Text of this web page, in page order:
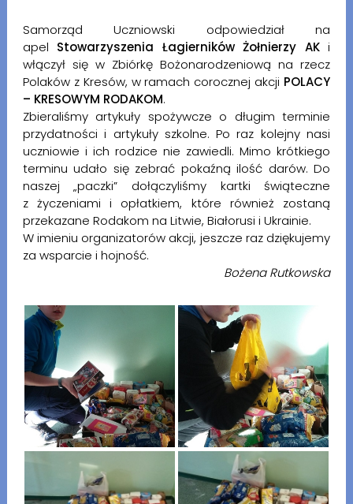
Samorząd Uczniowski odpowiedział na
apel Stowarzyszenia Łagierników Żołnierzy AKi
włączył się w Zbiórkę Bożonarodzeniową na rzecz
Polaków z Kresów, w ramach corocznej akcji POLACY
– KRESOWYM RODAKOM.
Zbieraliśmy artykuły spożywcze o długim terminie
przydatności i artykuły szkolne. Po raz kolejny nasi
uczniowie i ich rodzice nie zawiedli. Mimo krótkiego
terminu udało się zebrać pokaźną ilość darów. Do
naszej „paczki” dołączyliśmy kartki świąteczne
z życzeniami i opłatkiem, które również zostaną
przekazane Rodakom na Litwie, Białorusi i Ukrainie.
W imieniu organizatorów akcji, jeszcze raz dziękujemy
za wsparcie i hojność.
Bożena Rutkowska